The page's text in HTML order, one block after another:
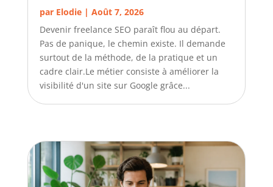
par Elodie| Août 7, 2026
Devenir freelance SEO paraît flou au départ.
Pas de panique, le chemin existe. Il demande
surtout de la méthode, de la pratique et un
cadre clair.Le métier consiste à améliorer la
visibilité d'un site sur Google grâce...